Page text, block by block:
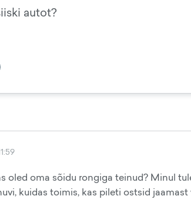
autot?
oled oma sõidu rongiga teinud? Minul
kuidas toimis, kas pileti ostsid